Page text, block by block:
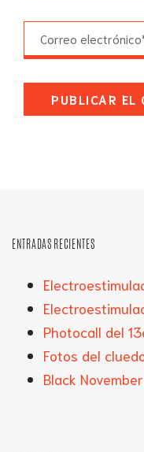
ENTRADAS RECIENTES
Photocall del
Fotos del
Black